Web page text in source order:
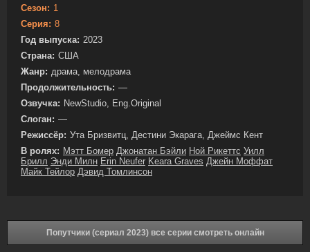
Сезон: 1
Серия: 8
Год выпуска: 2023
Страна: США
Жанр: драма, мелодрама
Продолжительность: —
Озвучка: NewStudio, Eng.Original
Слоган: —
Режиссёр: Ута Бризвитц, Дестини Экарага, Джеймс Кент
В ролях: Мэтт Бомер Джонатан Бэйли Ной Рикеттс Уилл
Брилл Энди Милн Erin Neufer Keara Graves Джейн Моффат
Майк Тейлор Дэвид Томлинсон
Попутчики (сериал 2023) все серии смотреть онлайн